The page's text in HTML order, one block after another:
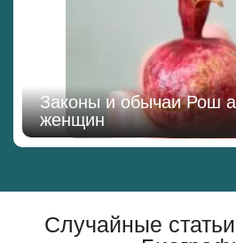
Законы и обычаи Рош
женщин
Случайные